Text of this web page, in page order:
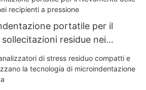
portatile per il
residue nei